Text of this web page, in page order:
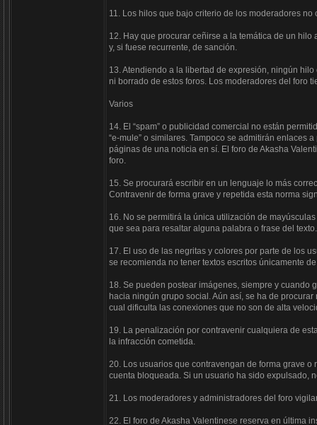
11. Los hilos que bajo criterio de los moderadores
12. Hay que procurar ceñirse a la temática de un
y, si fuese recurrente, de sanción.
13. Atendiendo a la libertad de expresión, ningún
ni borrado de estos foros. Los moderadores del foro
Varios
14. El “spam” o publicidad comercial no están
“e-mule” o similares. Tampoco se admitirán enlaces
páginas de una noticia en sí. El foro de Akasha
foro.
15. Se procurará escribir en un lenguaje lo más
Contravenir de forma grave y repetida esta norma
16. No se permitirá la única utilización de
que sea para resaltar alguna palabra o frase del texto.
17. El uso de las negritas y colores por parte de los
se recomienda no tener textos escritos únicamente
18. Se pueden postear imágenes, siempre y cuando
hacia ningún grupo social. Aún así, se ha de
cual dificulta las conexiones que no son de alta
19. La penalización por contravenir cualquiera de
la infracción cometida.
20. Los usuarios que contravengan de forma grave
cuenta bloqueada. Si un usuario ha sido expulsado,
21. Los moderadores y administradores del foro
22. El foro de Akasha Valentinese reserva en última